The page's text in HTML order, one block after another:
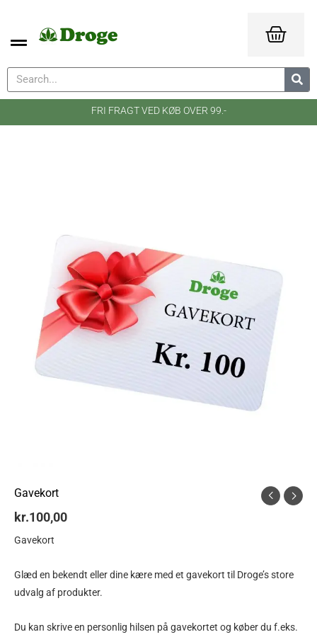
FRI FRAGT VED KØB OVER 99.-
Gavekort
kr.100,00
Gavekort
Glæd en bekendt eller dine kære med et gavekort til Droge’s store
udvalg af produkter.
Du kan skrive en personlig hilsen på gavekortet og køber du f.eks.